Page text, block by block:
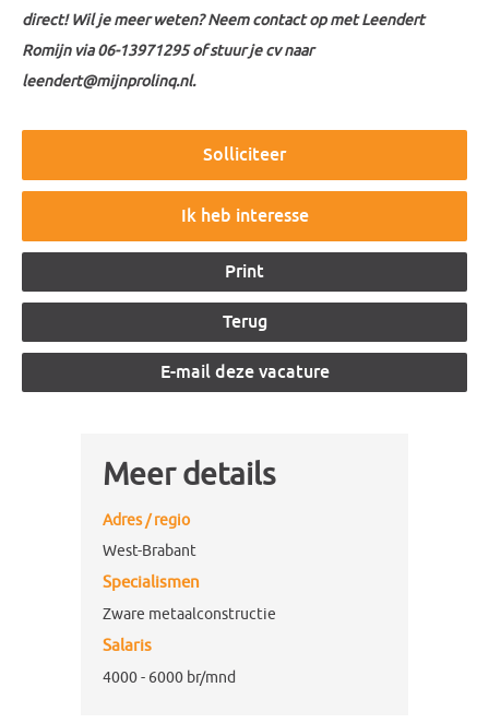
direct! Wil je meer weten? Neem contact op met Leendert
Romijn via 06-13971295 of stuur je cv naar
leendert@mijnprolinq.nl.
Ik heb interesse
Meer details
Adres / regio
West-Brabant
Specialismen
Zware metaalconstructie
Salaris
4000 - 6000 br/mnd